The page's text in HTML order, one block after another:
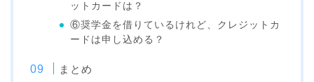
ットカードは？
⑥奨学金を借りているけれど、クレジットカ
ードは申し込める？
まとめ